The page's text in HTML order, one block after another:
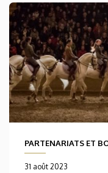
PARTENARIATS ET
31 août 2023